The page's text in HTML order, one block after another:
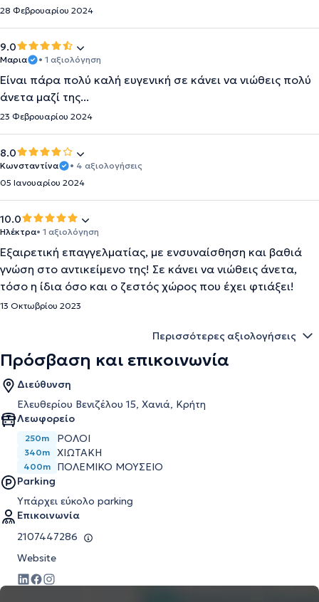
28 Φεβρουαρίου 2024
9.0
Μαρια • 1 αξιολόγηση
Είναι πάρα πολύ καλή ευγενική σε κάνει να νιώθεις πολύ
άνετα μαζί της...
23 Φεβρουαρίου 2024
8.0
Κωνσταντίνα
• 4 αξιολογήσεις
05 Ιανουαρίου 2024
10.0
Ηλέκτρα• 1 αξιολόγηση
Εξαιρετική επαγγελματίας, με ενσυναίσθηση και βαθιά
γνώση στο αντικείμενο της! Σε κάνει να νιώθεις άνετα,
τόσο η ίδια όσο και ο ζεστός χώρος που έχει φτιάξει!
13 Οκτωβρίου 2023
Περισσότερες αξιολογήσεις
Πρόσβαση και επικοινωνία
Διεύθυνση
Ελευθερίου Βενιζέλου 15, Χανιά, Κρήτη
Λεωφορείο
250m ΡΟΛΟΙ
340m ΧΙΩΤΑΚΗ
400m
ΠΟΛΕΜΙΚΟ ΜΟΥΣΕΙΟ
Parking
Υπάρχει εύκολο parking
Επικοινωνία
2107447286
Website